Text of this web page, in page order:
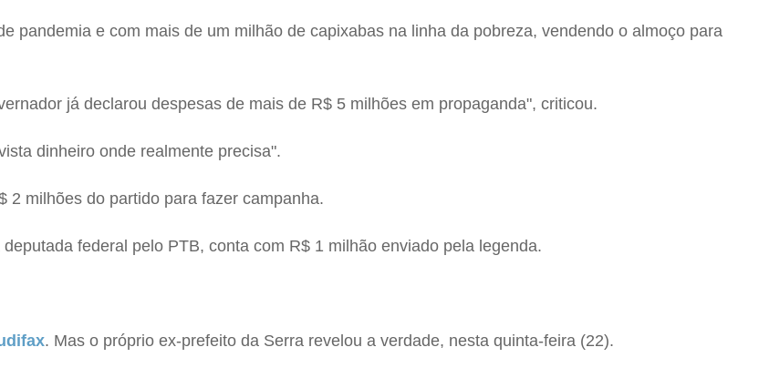
pandemia e com mais de um milhão de capixabas na linha da pobreza, vendendo o almoço para
já declarou despesas de mais de R$ 5 milhões em propaganda", criticou.
dinheiro onde realmente precisa".
2 milhões do partido para fazer campanha.
federal pelo PTB, conta com R$ 1 milhão enviado pela legenda.
. Mas o próprio ex-prefeito da Serra revelou a verdade, nesta quinta-feira (22).